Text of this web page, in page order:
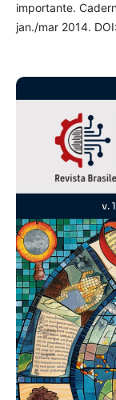
importante.
jan./mar 2014. DOI: